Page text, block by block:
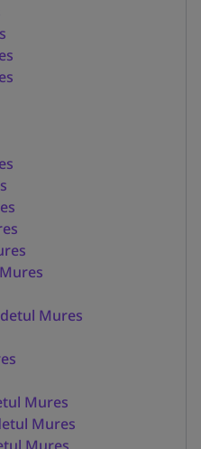
Mures
Mures
Mures
Mures